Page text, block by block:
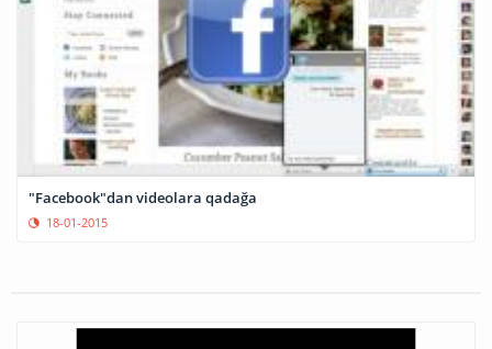
"Facebook"dan videolara qadağa
18-01-2015